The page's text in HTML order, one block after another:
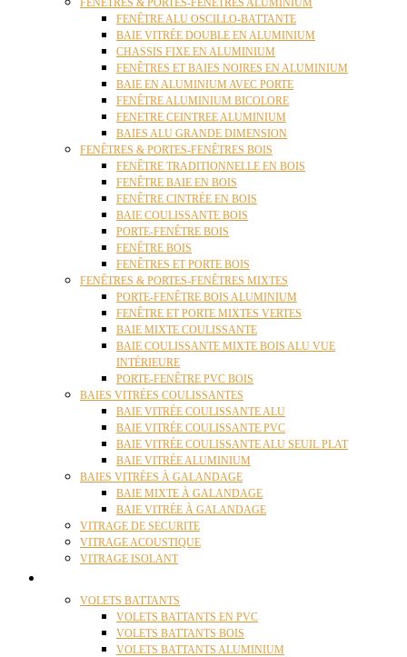
FENÊTRES & PORTES-FENÊTRES ALUMINIUM
FENÊTRE ALU OSCILLO-BATTANTE
BAIE VITRÉE DOUBLE EN ALUMINIUM
CHASSIS FIXE EN ALUMINIUM
FENÊTRES ET BAIES NOIRES EN ALUMINIUM
BAIE EN ALUMINIUM AVEC PORTE
FENÊTRE ALUMINIUM BICOLORE
FENETRE CEINTREE ALUMINIUM
BAIES ALU GRANDE DIMENSION
FENÊTRES & PORTES-FENÊTRES BOIS
FENÊTRE TRADITIONNELLE EN BOIS
FENÊTRE BAIE EN BOIS
FENÊTRE CINTRÉE EN BOIS
BAIE COULISSANTE BOIS
PORTE-FENÊTRE BOIS
FENÊTRE BOIS
FENÊTRES ET PORTE BOIS
FENÊTRES & PORTES-FENÊTRES MIXTES
PORTE-FENÊTRE BOIS ALUMINIUM
FENÊTRE ET PORTE MIXTES VERTES
BAIE MIXTE COULISSANTE
BAIE COULISSANTE MIXTE BOIS ALU VUE
INTÉRIEURE
PORTE-FENÊTRE PVC BOIS
BAIES VITRÉES COULISSANTES
BAIE VITRÉE COULISSANTE ALU
BAIE VITRÉE COULISSANTE PVC
BAIE VITRÉE COULISSANTE ALU SEUIL PLAT
BAIE VITRÉE ALUMINIUM
BAIES VITRÉES À GALANDAGE
BAIE MIXTE À GALANDAGE
BAIE VITRÉE À GALANDAGE
VITRAGE DE SECURITE
VITRAGE ACOUSTIQUE
VITRAGE ISOLANT
VOLETS BATTANTS
VOLETS BATTANTS EN PVC
VOLETS BATTANTS BOIS
VOLETS BATTANTS ALUMINIUM